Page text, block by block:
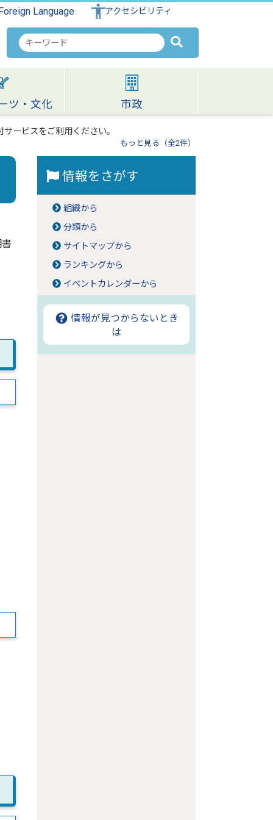
Language アクセシビリティ
検
索
キ
ワ
ー
ド
ツ・文化 市政
ービスをご利用ください。
もっと見る（全2件）
情報をさがす
組織から
分類から
サイトマップから
ランキングから
イベントカレンダーから
情報が見つからないとき
は